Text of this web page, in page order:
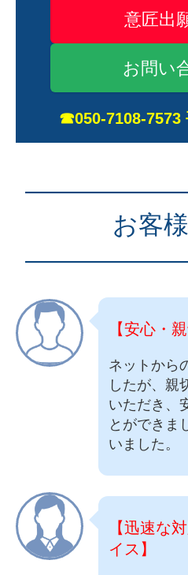
意匠出
お問い
☎050-7108-7573
お客
【安心・
ネットから
したが、親
いただき、
とができま
いました。
【迅速な
イス】